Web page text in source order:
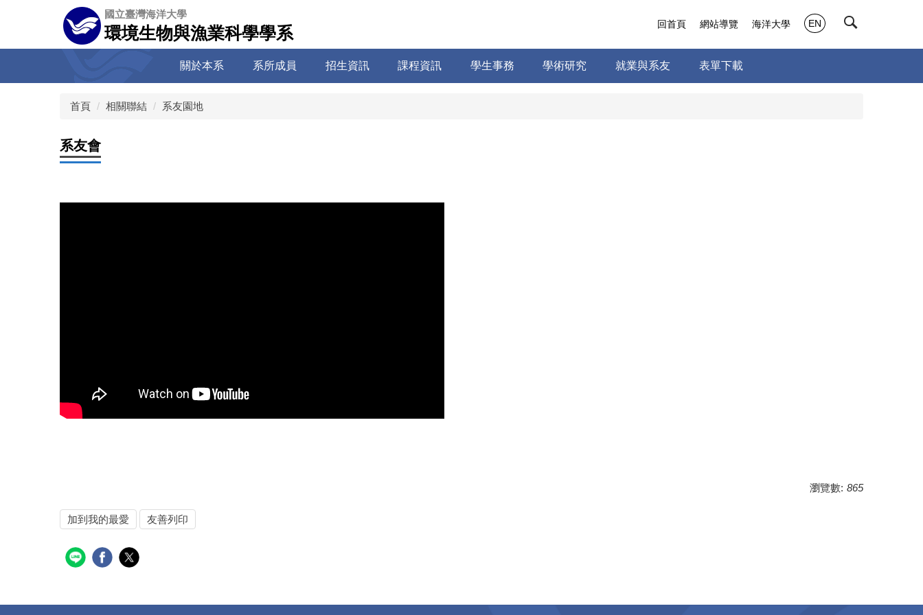
容
國立臺灣海洋大學
環境生物與漁業科學學系
關於本系 系所成員 招生資訊 課程資訊 學生事務 學術研究 就業與系友 表單下載
回首頁 網站導覽 海洋大學 EN
首頁 相關聯結 系友園地
系友會
瀏覽數: 865
加到我的最愛 友善列印